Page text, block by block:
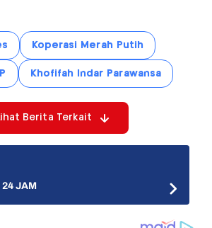
Koperasi Merah Putih
Khofifah Indar Parawansa
Berita Terkait
JAM